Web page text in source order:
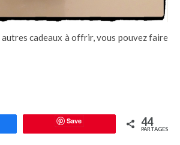
cadeaux à offrir, vous pouvez faire
Save 44
PARTAGES